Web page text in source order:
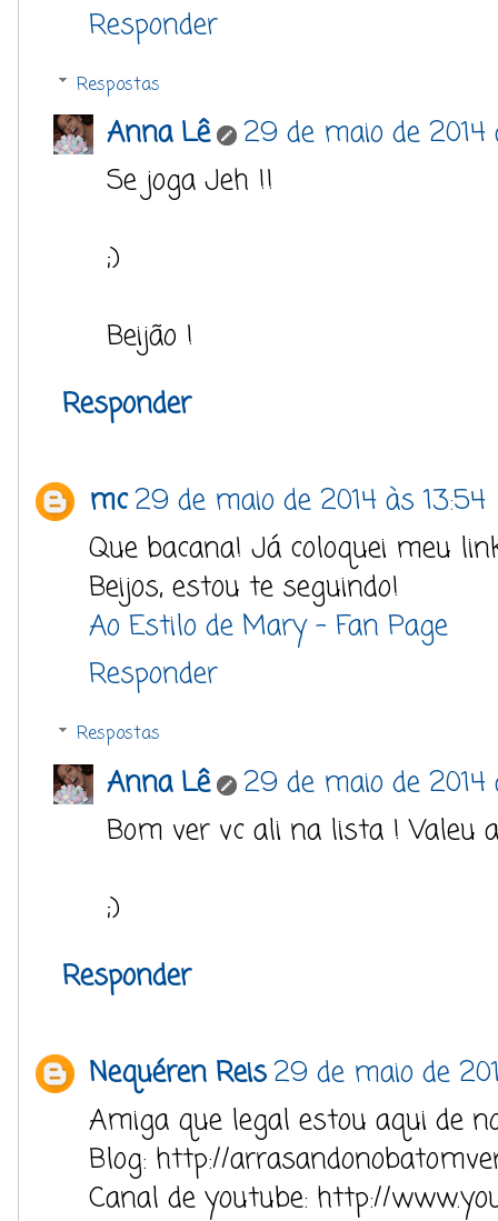
Responder
Respostas
Anna Lê
29 de maio de 2014
Se joga Jeh !!
;)
Beijão !
Responder
mc29 de maio de 2014 às 13:54
Que bacana! Já coloquei meu
Beijos, estou te seguindo!
Ao Estilo de Mary- Fan Page
Responder
Respostas
Anna Lê
29 de maio de 2014
Bom ver vc ali na lista ! Valeu
;)
Responder
Nequéren Reis29 de maio de
Amiga que legal estou aqui de
Blog: http://
Canal de youtube: http://